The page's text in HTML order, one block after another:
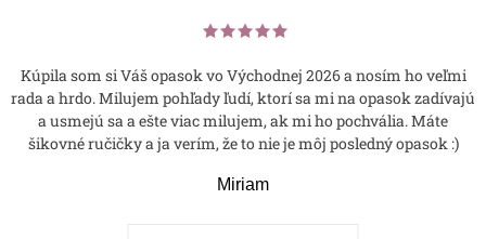
Kúpila som si Váš opasok vo Východnej 2026 a nosím ho veľmi
rada a hrdo. Milujem pohľady ľudí, ktorí sa mi na opasok zadívajú
a usmejú sa a ešte viac milujem, ak mi ho pochvália. Máte
šikovné ručičky a ja verím, že to nie je môj posledný opasok :)
Miriam